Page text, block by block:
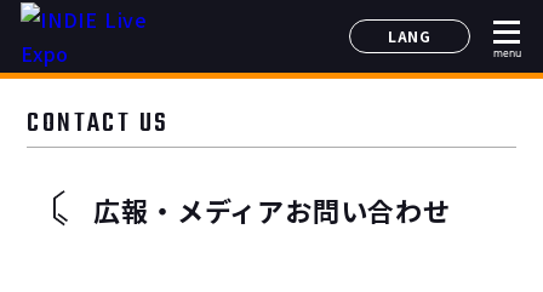
LANG
日本語
menu
CONTACT US
広報・メディアお問い合わせ